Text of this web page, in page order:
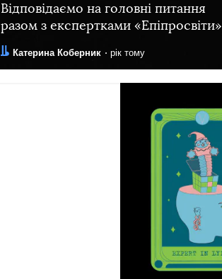
Відповідаємо на головні питання
разом з експертками «Епіпросвіти»
Автор:
Катерина Коберник
Дата: рік тому